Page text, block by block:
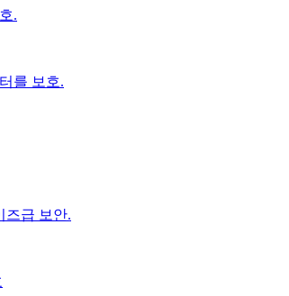
.
를 보호.
즈급 보안.